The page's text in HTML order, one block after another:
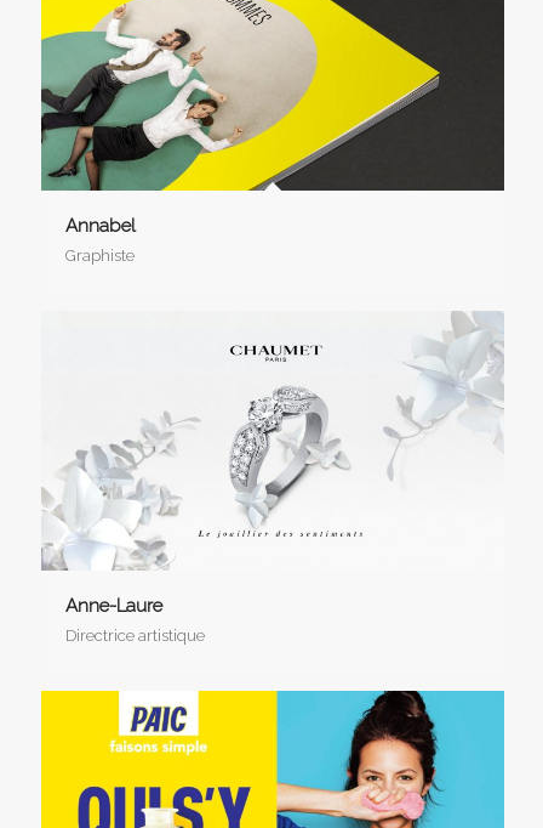
Annabel
Graphiste
Anne-Laure
Directrice artistique